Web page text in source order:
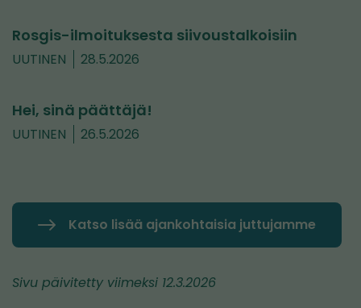
Rosgis-ilmoituksesta siivoustalkoisiin
UUTINEN 28.5.2026
Hei, sinä päättäjä!
UUTINEN 26.5.2026
Katso lisää ajankohtaisia juttujamme
Sivu päivitetty viimeksi 12.3.2026